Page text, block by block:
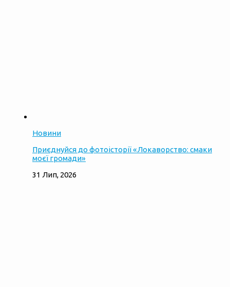
Новини
Приєднуйся до фотоісторії «Локаворство: смаки
моєї громади»
31 Лип, 2026